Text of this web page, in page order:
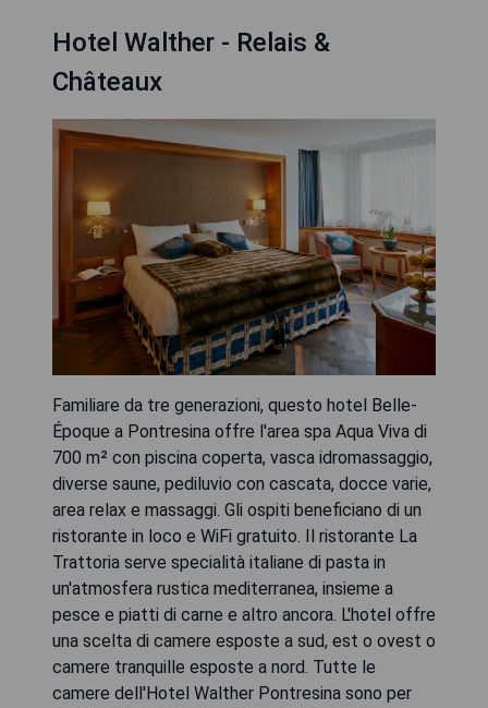
Hotel Walther - Relais &
Châteaux
Familiare da tre generazioni, questo hotel Belle-
Époque a Pontresina offre l'area spa Aqua Viva di
700 m² con piscina coperta, vasca idromassaggio,
diverse saune, pediluvio con cascata, docce varie,
area relax e massaggi. Gli ospiti beneficiano di un
ristorante in loco e WiFi gratuito. Il ristorante La
Trattoria serve specialità italiane di pasta in
un'atmosfera rustica mediterranea, insieme a
pesce e piatti di carne e altro ancora. L'hotel offre
una scelta di camere esposte a sud, est o ovest o
camere tranquille esposte a nord. Tutte le
camere dell'Hotel Walther Pontresina sono per